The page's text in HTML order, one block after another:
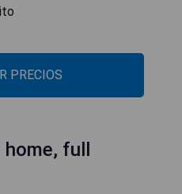
PRECIOS
home, full